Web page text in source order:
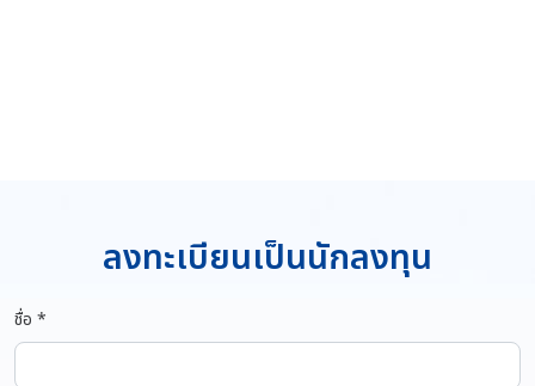
ลงทะเบียนเป็นนักลงทุน
ชื่อ *